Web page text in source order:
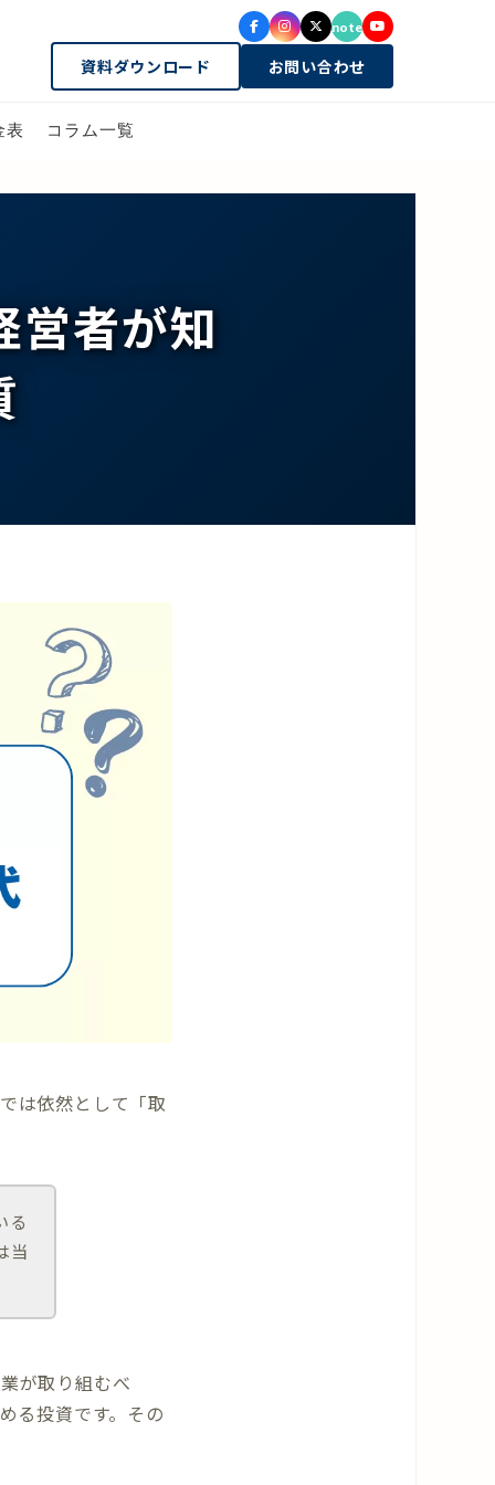
note
資料ダウンロード お問い合わせ
表 コラム一覧
営者が知
は依然として「取
る
当
が取り組むべ
る投資です。その